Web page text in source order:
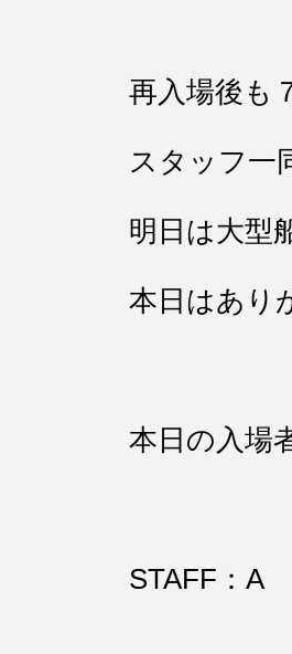
再入場後も
スタッフ一
明日は大型
本日はあり
本日の入場
STAFF：A